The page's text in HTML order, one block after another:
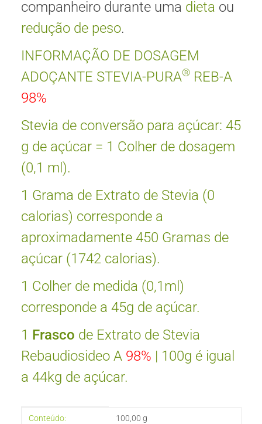
companheiro durante uma dieta ou
redução de peso.
INFORMAÇÃO DE DOSAGEM
ADOÇANTE STEVIA-PURA® REB-A
98%
Stevia de conversão para açúcar: 45
g de açúcar = 1 Colher de dosagem
(0,1 ml).
1 Grama de Extrato de Stevia (0
calorias) corresponde a
aproximadamente 450 Gramas de
açúcar (1742 calorias).
1 Colher de medida (0,1ml)
corresponde a 45g de açúcar.
1 Frasco de Extrato de Stevia
Rebaudiosideo A 98% | 100g é igual
a 44kg de açúcar.
#productDetails.itemInformation#
#productDetails.itemValue#
Conteúdo: 100,00 g